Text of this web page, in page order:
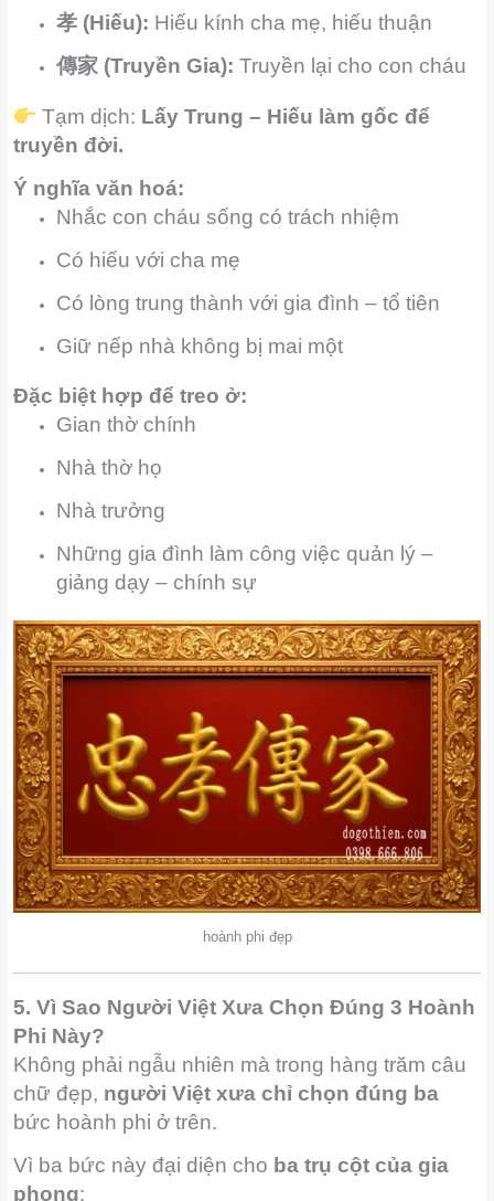
孝 (Hiếu): Hiếu kính cha mẹ, hiếu thuận
傳家 (Truyền Gia): Truyền lại cho con cháu
Tạm dịch: Lấy Trung – Hiếu làm gốc để
truyền đời.
Ý nghĩa văn hoá:
Nhắc con cháu sống có trách nhiệm
Có hiếu với cha mẹ
Có lòng trung thành với gia đình – tổ tiên
Giữ nếp nhà không bị mai một
Đặc biệt hợp để treo ở:
Gian thờ chính
Nhà thờ họ
Nhà trưởng
Những gia đình làm công việc quản lý –
giảng dạy – chính sự
hoành phi đẹp
5. Vì Sao Người Việt Xưa Chọn Đúng 3 Hoành
Phi Này?
Không phải ngẫu nhiên mà trong hàng trăm câu
chữ đẹp, người Việt xưa chỉ chọn đúng ba
bức hoành phi ở trên.
Vì ba bức này đại diện cho ba trụ cột của gia
phong: